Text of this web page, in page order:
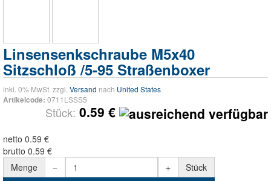
Linsensenkschraube M5x40
Sitzschloß /5-95 Straßenboxer
inkl. 0% MwSt. zzgl. Versand nach United States
Artikelcode: 0711LSSS5
Stück: 0.59 €
netto 0.59 €
brutto 0.59 €
Menge
Stück